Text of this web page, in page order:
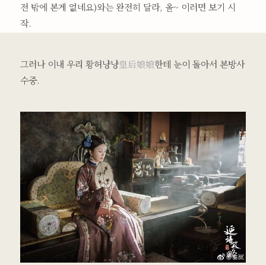
전 밖에 본게 없네요)와는 완전히 달라, 올~ 이러면 보기 시
작.
그러나 이내 우리 황허냥냥皇后娘娘한테 눈이 돌아서 본방사
수중.